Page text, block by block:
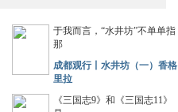
于我而言，“水井坊”不单单指
那
成都观行丨水井坊（一）香格
里拉
《三国志9》和《三国志11》